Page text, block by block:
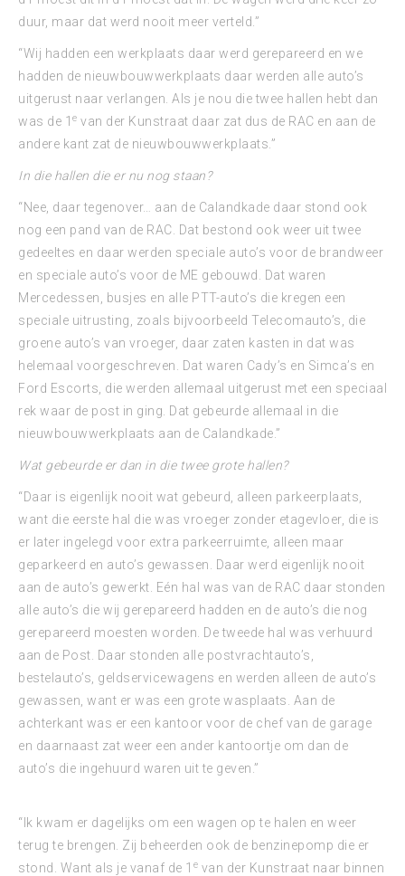
duur, maar dat werd nooit meer verteld.”
“Wij hadden een werkplaats daar werd gerepareerd en we
hadden de nieuwbouwwerkplaats daar werden alle auto’s
uitgerust naar verlangen. Als je nou die twee hallen hebt dan
was de 1 e van der Kunstraat daar zat dus de RAC en aan de
andere kant zat de nieuwbouwwerkplaats.”
In die hallen die er nu nog staan?
“Nee, daar tegenover… aan de Calandkade daar stond ook
nog een pand van de RAC. Dat bestond ook weer uit twee
gedeeltes en daar werden speciale auto’s voor de brandweer
en speciale auto’s voor de ME gebouwd. Dat waren
Mercedessen, busjes en alle PTT-auto’s die kregen een
speciale uitrusting, zoals bijvoorbeeld Telecomauto’s, die
groene auto’s van vroeger, daar zaten kasten in dat was
helemaal voorgeschreven. Dat waren Cady’s en Simca’s en
Ford Escorts, die werden allemaal uitgerust met een speciaal
rek waar de post in ging. Dat gebeurde allemaal in die
nieuwbouwwerkplaats aan de Calandkade.”
Wat gebeurde er dan in die twee grote hallen?
“Daar is eigenlijk nooit wat gebeurd, alleen parkeerplaats,
want die eerste hal die was vroeger zonder etagevloer, die is
er later ingelegd voor extra parkeerruimte, alleen maar
geparkeerd en auto’s gewassen. Daar werd eigenlijk nooit
aan de auto’s gewerkt. Eén hal was van de RAC daar stonden
alle auto’s die wij gerepareerd hadden en de auto’s die nog
gerepareerd moesten worden. De tweede hal was verhuurd
aan de Post. Daar stonden alle postvrachtauto’s,
bestelauto’s, geldservicewagens en werden alleen de auto’s
gewassen, want er was een grote wasplaats. Aan de
achterkant was er een kantoor voor de chef van de garage
en daarnaast zat weer een ander kantoortje om dan de
auto’s die ingehuurd waren uit te geven.”
“Ik kwam er dagelijks om een wagen op te halen en weer
terug te brengen. Zij beheerden ook de benzinepomp die er
stond. Want als je vanaf de 1 e van der Kunstraat naar binnen